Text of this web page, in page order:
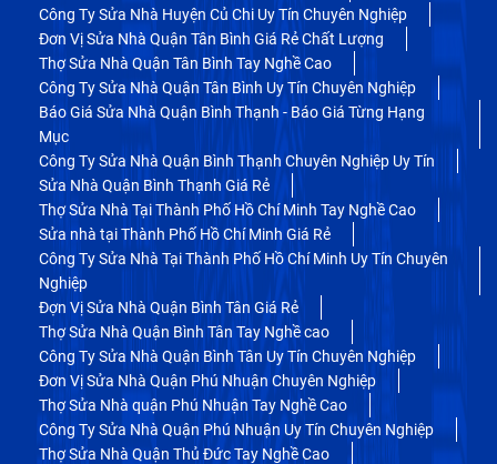
Công Ty Sửa Nhà Huyện Củ Chi Uy Tín Chuyên Nghiệp
Đơn Vị Sửa Nhà Quận Tân Bình Giá Rẻ Chất Lượng
Thợ Sửa Nhà Quận Tân Bình Tay Nghề Cao
Công Ty Sửa Nhà Quận Tân Bình Uy Tín Chuyên Nghiệp
Báo Giá Sửa Nhà Quận Bình Thạnh - Báo Giá Từng Hạng
Mục
Công Ty Sửa Nhà Quận Bình Thạnh Chuyên Nghiệp Uy Tín
Sửa Nhà Quận Bình Thạnh Giá Rẻ
Thợ Sửa Nhà Tại Thành Phố Hồ Chí Minh Tay Nghề Cao
Sửa nhà tại Thành Phố Hồ Chí Minh Giá Rẻ
Công Ty Sửa Nhà Tại Thành Phố Hồ Chí Minh Uy Tín Chuyên
Nghiệp
Đợn Vị Sửa Nhà Quận Bình Tân Giá Rẻ
Thợ Sửa Nhà Quận Bình Tân Tay Nghề cao
Công Ty Sửa Nhà Quận Bình Tân Uy Tín Chuyên Nghiệp
Đơn Vị Sửa Nhà Quận Phú Nhuận Chuyên Nghiệp
Thợ Sửa Nhà quận Phú Nhuận Tay Nghề Cao
Công Ty Sửa Nhà Quận Phú Nhuận Uy Tín Chuyên Nghiệp
Thợ Sửa Nhà Quận Thủ Đức Tay Nghề Cao